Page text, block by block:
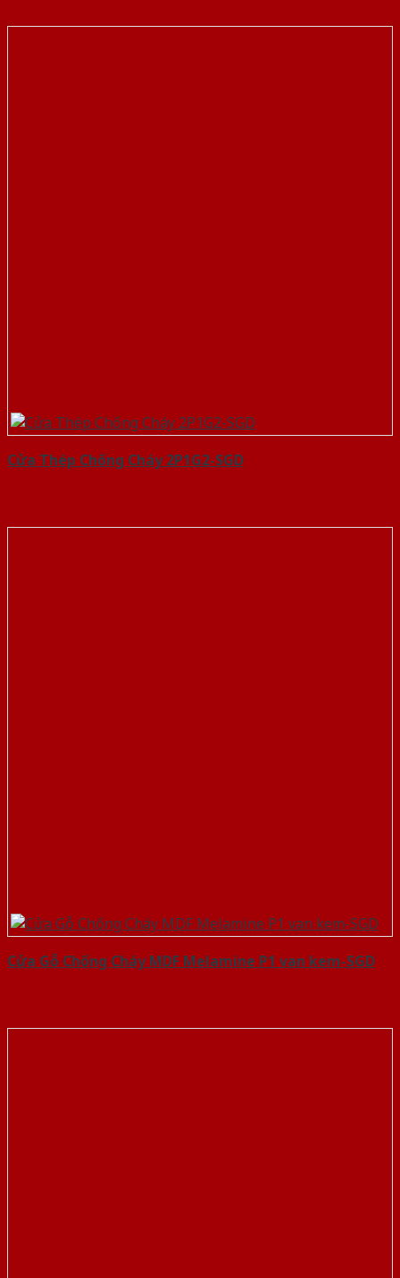
Cửa Thép Chống Cháy 2P1G2-SGD
Cửa Gỗ Chống Cháy MDF Melamine P1 van kem-SGD